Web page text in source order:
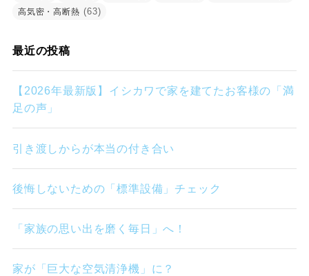
高気密・高断熱 (63)
最近の投稿
【2026年最新版】イシカワで家を建てたお客様の「満
足の声」
引き渡しからが本当の付き合い
後悔しないための「標準設備」チェック
「家族の思い出を磨く毎日」へ！
家が「巨大な空気清浄機」に？